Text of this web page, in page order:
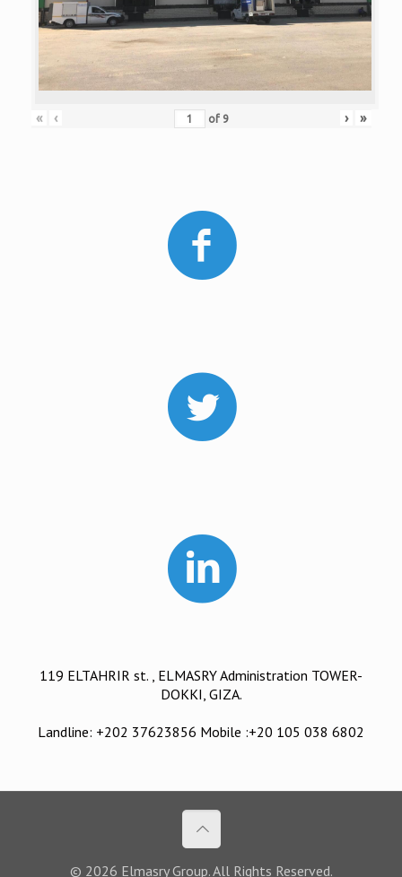
« ‹ of 9 › »
119 ELTAHRIR st. , ELMASRY Administration TOWER-
DOKKI, GIZA.
Landline: +202 37623856 Mobile :+20 105 038 6802
© 2026 Elmasry Group. All Rights Reserved.